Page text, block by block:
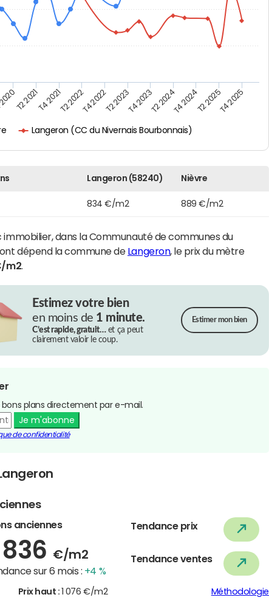
Langeron (CC du Nivernais Bourbonnais)
T2 2021T4 2021T2 2022T4 2022T2 2023T4 2023T2 2024T4 2024T2 2025T4 2025
Langeron (58240) Nièvre
834 €/m2 889 €/m2
immobilier, dans la Communauté de communes du
dépend la commune de Langeron, le prix du mètre
m2
Estimez votre bien
en moins de 1 minute.
C’est rapide, gratuit…et ça peut
clairement valoir le coup.
Estimer mon bien
bons plans directement par e-mail.
Je m'abonne
de confidentialité
anciennes
836 €/m2
sur 6 mois : +4 %
Tendance prix
Tendance ventes
Prix haut : 1 076 €/m2 Méthodologie